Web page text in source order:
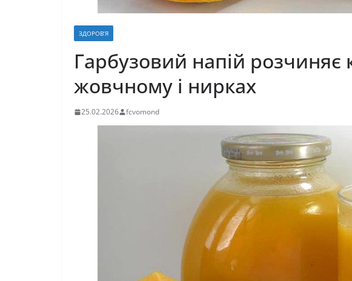
ЗДОРОВ’Я
Гарбузовий напій розчиняє
жовчному і нирках
25.02.2026 fcvomond